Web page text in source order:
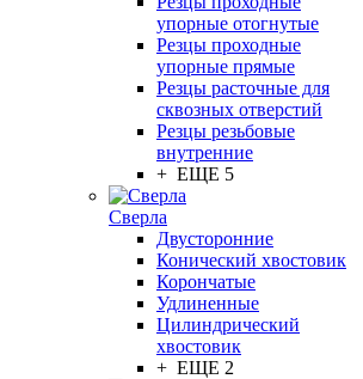
упорные отогнутые
Резцы проходные
упорные прямые
Резцы расточные для
сквозных отверстий
Резцы резьбовые
внутренние
+ ЕЩЕ 5
Сверла
Двусторонние
Конический хвостовик
Корончатые
Удлиненные
Цилиндрический
хвостовик
+ ЕЩЕ 2